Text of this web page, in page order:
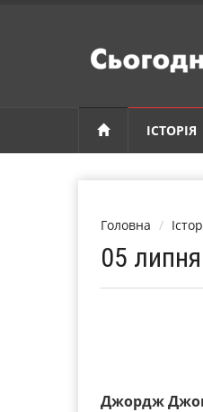
ІСТОРІЯ
Головна
05
Джордж